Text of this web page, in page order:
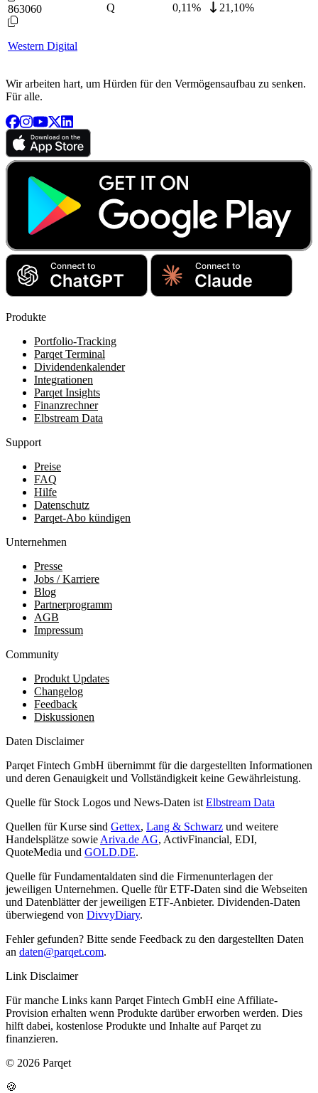
863060
Western Digital
Q 0,11% 21,10%
Wir arbeiten hart, um Hürden für den Vermögensaufbau zu senken.
Für alle.
Produkte
Portfolio-Tracking
Parqet Terminal
Dividendenkalender
Integrationen
Parqet Insights
Finanzrechner
Elbstream Data
Support
Preise
FAQ
Hilfe
Datenschutz
Parqet-Abo kündigen
Unternehmen
Presse
Jobs / Karriere
Blog
Partnerprogramm
AGB
Impressum
Community
Produkt Updates
Changelog
Feedback
Diskussionen
Daten Disclaimer
Parqet Fintech GmbH übernimmt für die dargestellten Informationen
und deren Genauigkeit und Vollständigkeit keine Gewährleistung.
Quelle für Stock Logos und News-Daten ist Elbstream Data
Quellen für Kurse sind Gettex, Lang & Schwarz und weitere
Handelsplätze sowie Ariva.de AG, ActivFinancial, EDI,
QuoteMedia und GOLD.DE.
Quelle für Fundamentaldaten sind die Firmenunterlagen der
jeweiligen Unternehmen. Quelle für ETF-Daten sind die Webseiten
und Datenblätter der jeweiligen ETF-Anbieter. Dividenden-Daten
überwiegend von DivvyDiary.
Fehler gefunden? Bitte sende Feedback zu den dargestellten Daten
an daten@parqet.com.
Link Disclaimer
Für manche Links kann Parqet Fintech GmbH eine Affiliate-
Provision erhalten wenn Produkte darüber erworben werden. Dies
hilft dabei, kostenlose Produkte und Inhalte auf Parqet zu
finanzieren.
© 2026 Parqet
🍪